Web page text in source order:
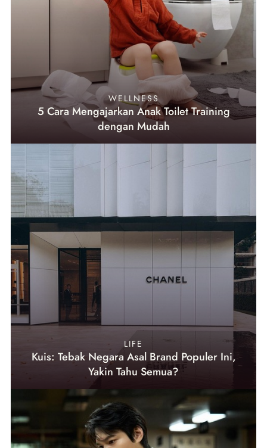
WELLNESS
5 Cara Mengajarkan Anak Toilet Training
dengan Mudah
LIFE
Kuis: Tebak Negara Asal Brand Populer Ini,
Yakin Tahu Semua?